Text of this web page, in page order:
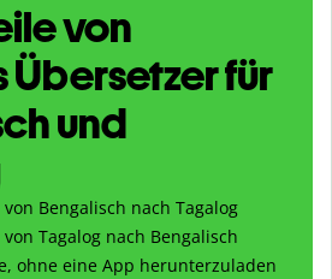
von
für
und
Bengalisch nach Tagalog
Tagalog nach Bengalisch
ohne eine App herunterzuladen